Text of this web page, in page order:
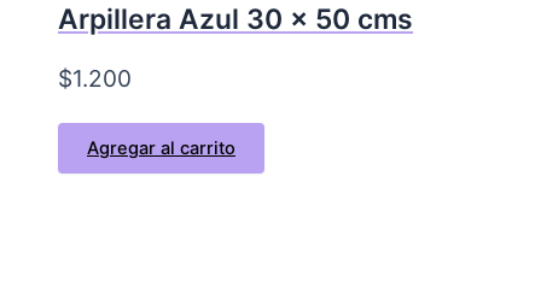
Arpillera Azul 30 x 50 cms
$1.200
Agregar al carrito